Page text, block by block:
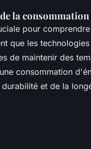
la
pour
que les
de maintenir des
consommation
et de la